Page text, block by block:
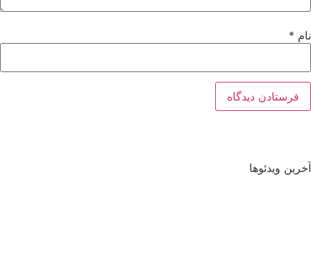
نام *
آخرین ویدئوها